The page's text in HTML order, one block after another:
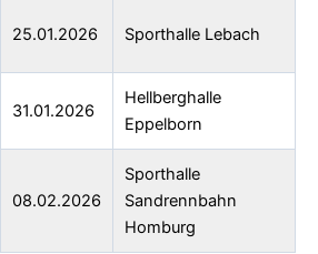
25.01.2026 Sporthalle Lebach
31.01.2026
Hellberghalle
Eppelborn
08.02.2026
Sporthalle
Sandrennbahn
Homburg